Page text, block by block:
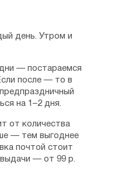
приезжали
подумал,
Тогда
устроения
старцем было
В тонком
духовный
сказал
открыть
задержать до
день. Утром и
— постараемся
после — то в
на 1–2 дня.
от количества
— тем выгоднее
почтой стоит
выдачи — от 99 р.